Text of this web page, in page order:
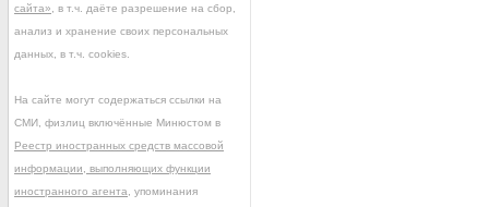
сайта» , в т.ч. даёте разрешение на сбор,
анализ и хранение своих персональных
данных, в т.ч. cookies.
На сайте могут содержаться ссылки на
СМИ, физлиц включённые Минюстом в
Реестр иностранных средств массовой
информации, выполняющих функции
иностранного агента , упоминания